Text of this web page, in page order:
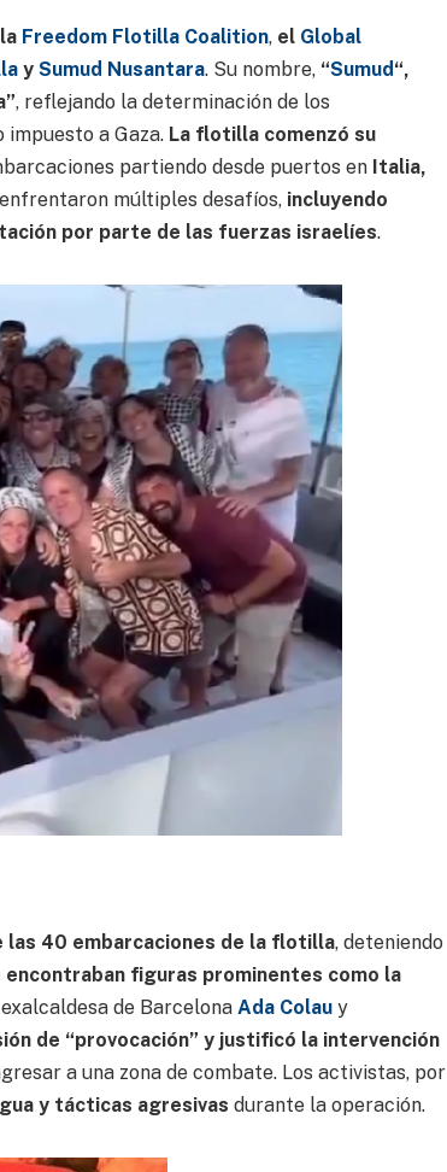
Freedom Flotilla Coalition,el Global
y Sumud Nusantara. Su nombre, “Sumud“,
, reflejando la determinación de los
a Gaza. La flotilla comenzó su
partiendo desde puertos enItalia,
múltiples desafíos, incluyendo
por parte de las fuerzas israelíes.
40 embarcaciones de la flotilla, deteniendo
encontraban figuras prominentes como la
de Barcelona Ada Colauy
de “provocación” y justificó la intervención
a una zona de combate. Los activistas, por
y tácticas agresivas durante la operación.